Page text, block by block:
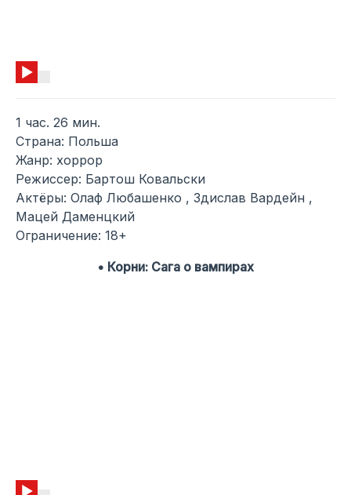
1 час. 26 мин.
Страна: Польша
Жанр: хоррор
Режиссер: Бартош Ковальски
Актёры: Олаф Любашенко , Здислав Вардейн ,
Мацей Даменцкий
Ограничение: 18+
• Корни: Сага о вампирах